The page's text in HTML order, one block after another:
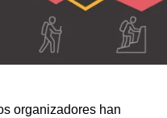
organizadores han